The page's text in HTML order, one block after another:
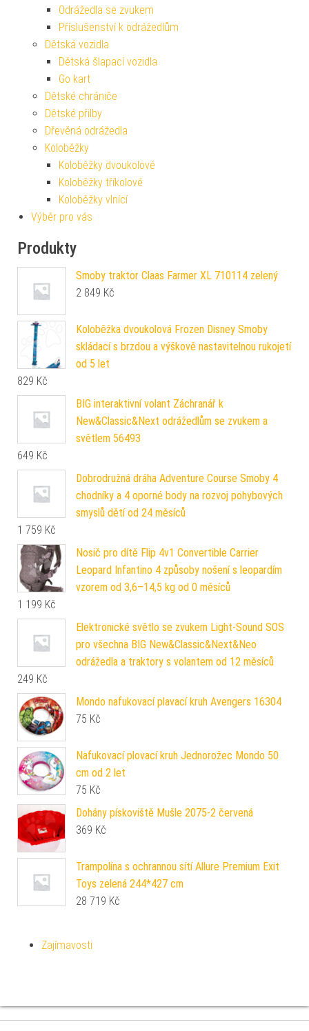
Odrážedla se zvukem
Příslušenství k odrážedlům
Dětská vozidla
Dětská šlapací vozidla
Go kart
Dětské chrániče
Dětské přilby
Dřevěná odrážedla
Koloběžky
Koloběžky dvoukolové
Koloběžky tříkolové
Koloběžky vlnící
Výběr pro vás
Produkty
Smoby traktor Claas Farmer XL 710114 zelený
2 849 Kč
Koloběžka dvoukolová Frozen Disney Smoby
skládací s brzdou a výškově nastavitelnou rukojetí
od 5 let
829 Kč
BIG interaktivní volant Záchranář k
New&Classic&Next odrážedlům se zvukem a
světlem 56493
649 Kč
Dobrodružná dráha Adventure Course Smoby 4
chodníky a 4 oporné body na rozvoj pohybových
smyslů dětí od 24 měsíců
1 759 Kč
Nosič pro dítě Flip 4v1 Convertible Carrier
Leopard Infantino 4 způsoby nošení s leopardím
vzorem od 3,6–14,5 kg od 0 měsíců
1 199 Kč
Elektronické světlo se zvukem Light-Sound SOS
pro všechna BIG New&Classic&Next&Neo
odrážedla a traktory s volantem od 12 měsíců
249 Kč
Mondo nafukovací plavací kruh Avengers 16304
75 Kč
Nafukovací plovací kruh Jednorožec Mondo 50
cm od 2 let
75 Kč
Dohány pískoviště Mušle 2075-2 červená
369 Kč
Trampolína s ochrannou sítí Allure Premium Exit
Toys zelená 244*427 cm
28 719 Kč
Zajímavosti